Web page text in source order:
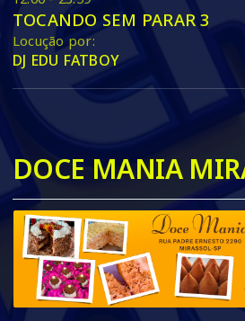
TOCANDO SEM PARAR 3
Locução por:
DJ EDU FATBOY
DOCE MANIA